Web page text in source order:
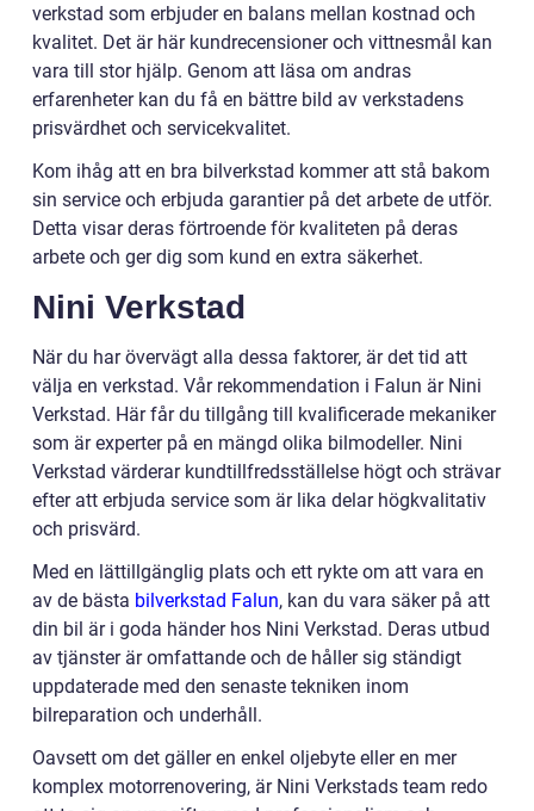
verkstad som erbjuder en balans mellan kostnad och
kvalitet. Det är här kundrecensioner och vittnesmål kan
vara till stor hjälp. Genom att läsa om andras
erfarenheter kan du få en bättre bild av verkstadens
prisvärdhet och servicekvalitet.
Kom ihåg att en bra bilverkstad kommer att stå bakom
sin service och erbjuda garantier på det arbete de utför.
Detta visar deras förtroende för kvaliteten på deras
arbete och ger dig som kund en extra säkerhet.
Nini Verkstad
När du har övervägt alla dessa faktorer, är det tid att
välja en verkstad. Vår rekommendation i Falun är Nini
Verkstad. Här får du tillgång till kvalificerade mekaniker
som är experter på en mängd olika bilmodeller. Nini
Verkstad värderar kundtillfredsställelse högt och strävar
efter att erbjuda service som är lika delar högkvalitativ
och prisvärd.
Med en lättillgänglig plats och ett rykte om att vara en
av de bästa bilverkstad Falun, kan du vara säker på att
din bil är i goda händer hos Nini Verkstad. Deras utbud
av tjänster är omfattande och de håller sig ständigt
uppdaterade med den senaste tekniken inom
bilreparation och underhåll.
Oavsett om det gäller en enkel oljebyte eller en mer
komplex motorrenovering, är Nini Verkstads team redo